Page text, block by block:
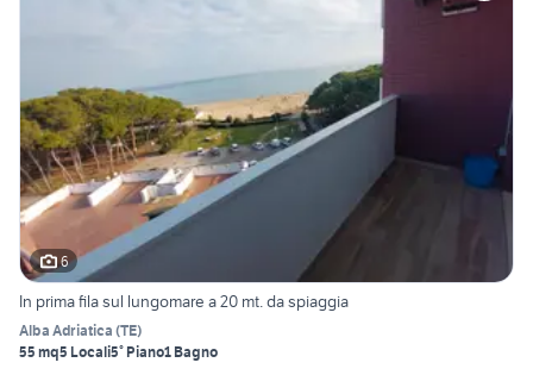
6
In prima fila sul lungomare a 20 mt. da spiaggia
Alba Adriatica (TE)
55 mq5 Locali5° Piano1 Bagno